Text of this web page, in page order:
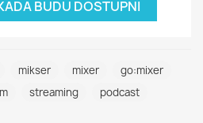
BUDU DOSTUPNI
mikser mixer
go:mixer
streaming
podcast